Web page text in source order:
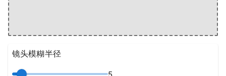
镜头模糊半径